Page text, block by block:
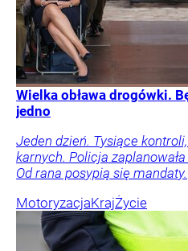
Wielka obława drogówki.
jedno
Jeden dzień. Tysiące
karnych. Policja
Od rana posypią się mandaty.
MotoryzacjaKrajŻycie